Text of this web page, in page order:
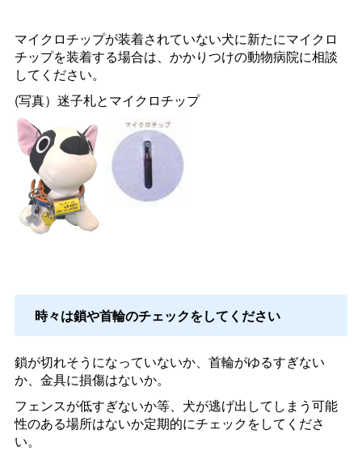
マイクロチップが装着されていない犬に新たにマイクロ
チップを装着する場合は、かかりつけの動物病院に相談
してください。
(写真）迷子札とマイクロチップ
時々は鎖や首輪のチェックをしてください
鎖が切れそうになっていないか、首輪がゆるすぎない
か、金具に損傷はないか。
フェンスが低すぎないか等、犬が逃げ出してしまう可能
性のある場所はないか定期的にチェックをしてくださ
い。